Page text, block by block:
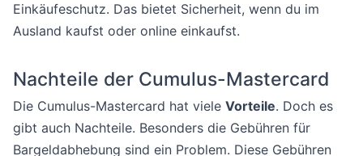
Einkäufeschutz. Das bietet Sicherheit, wenn du im
Ausland kaufst oder online einkaufst.
Nachteile der Cumulus-Mastercard
Die Cumulus-Mastercard hat viele Vorteile. Doch es
gibt auch Nachteile. Besonders die Gebühren für
Bargeldabhebung sind ein Problem. Diese Gebühren